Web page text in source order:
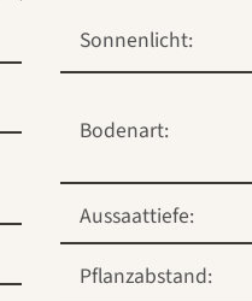
Sonnenlicht:
Bodenart:
Aussaattiefe:
Pflanzabstand: